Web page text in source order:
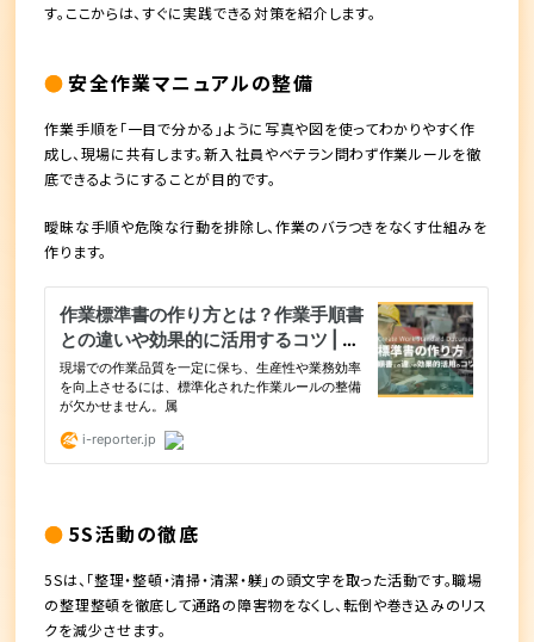
す。ここからは、すぐに実践できる対策を紹介します。
安全作業マニュアルの整備
作業手順を「一目で分かる」ように写真や図を使ってわかりやすく作
成し、現場に共有します。新入社員やベテラン問わず作業ルールを徹
底できるようにすることが目的です。
曖昧な手順や危険な行動を排除し、作業のバラつきをなくす仕組みを
作ります。
5S活動の徹底
5Sは、「整理・整頓・清掃・清潔・躾」の頭文字を取った活動です。職場
の整理整頓を徹底して通路の障害物をなくし、転倒や巻き込みのリス
クを減少させます。